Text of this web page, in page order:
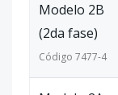
Modelo 2B
(2da fase)
Código 7477-4